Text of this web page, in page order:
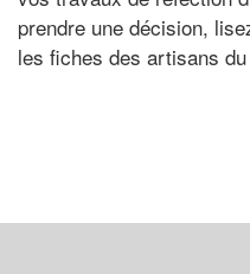
prendre une décision,
les fiches des artisans